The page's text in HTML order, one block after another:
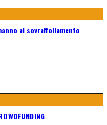
al sovraffollamento